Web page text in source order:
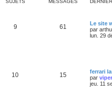
SUJETS MESSAGES
9 61
Le site
par
lun. 29
10 15
ferrari
par
jeu. 11